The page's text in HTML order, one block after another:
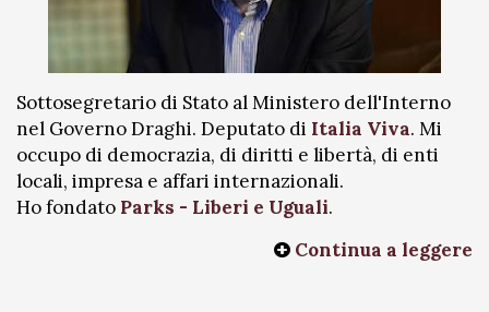
Sottosegretario di Stato al Ministero dell'Interno
nel Governo Draghi. Deputato di Italia Viva. Mi
occupo di democrazia, di diritti e libertà, di enti
locali, impresa e affari internazionali.
Ho fondato Parks - Liberi e Uguali.
Continua a leggere